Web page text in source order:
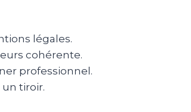
légales.
cohérente.
professionnel.
tiroir.